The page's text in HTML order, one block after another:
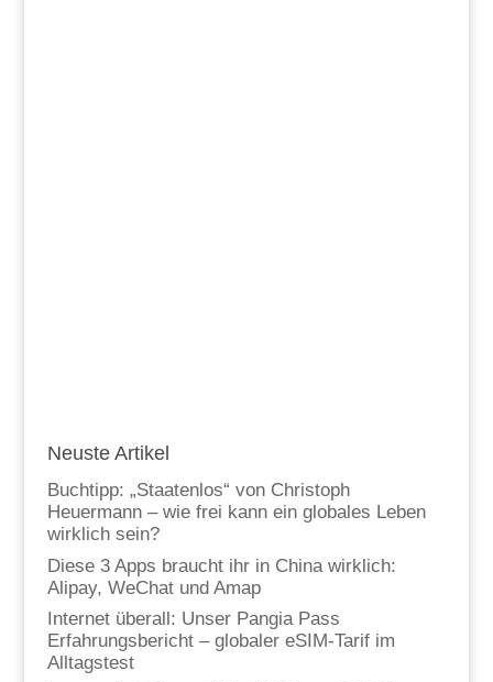
Neuste Artikel
Buchtipp: „Staatenlos“ von Christoph
Heuermann – wie frei kann ein globales Leben
wirklich sein?
Diese 3 Apps braucht ihr in China wirklich:
Alipay, WeChat und Amap
Internet überall: Unser Pangia Pass
Erfahrungsbericht – globaler eSIM-Tarif im
Alltagstest